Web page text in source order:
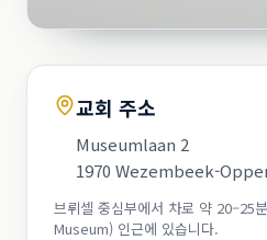
교회 주소
Museumlaan 2
1970 Wezembeek-
브뤼셀 중심부에서 차로 약 20–25
Museum) 인근에 있습니다.